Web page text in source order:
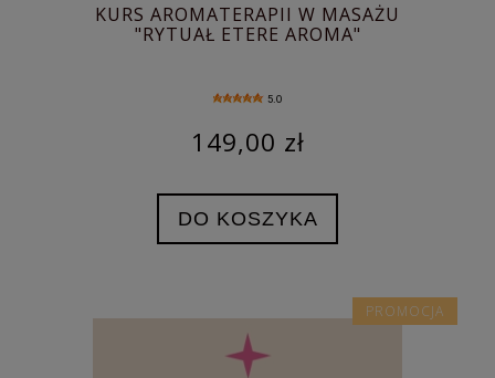
KURS AROMATERAPII W MASAŻU
"RYTUAŁ ETERE AROMA"
5.0
149,00 zł
DO KOSZYKA
PROMOCJA